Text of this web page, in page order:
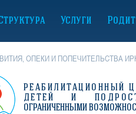
Услуги
ОПЕКИ И ПОПЕЧИТЕЛЬСТВА
РЕАБИЛИТАЦИОННЫЙ
ДЕТЕЙ И
ОГРАНИЧЕННЫМИ